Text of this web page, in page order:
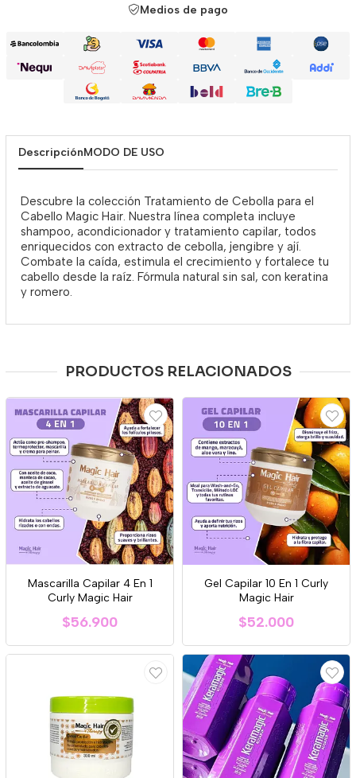
Medios de pago
DescripciónMODO DE USO
Descubre la colección Tratamiento de Cebolla para el
Cabello Magic Hair. Nuestra línea completa incluye
shampoo, acondicionador y tratamiento capilar, todos
enriquecidos con extracto de cebolla, jengibre y ají.
Combate la caída, estimula el crecimiento y fortalece tu
cabello desde la raíz. Fórmula natural sin sal, con keratina
y romero.
PRODUCTOS RELACIONADOS
Mascarilla Capilar 4 En 1
Curly Magic Hair
$56.900
Gel Capilar 10 En 1 Curly
Magic Hair
$52.000